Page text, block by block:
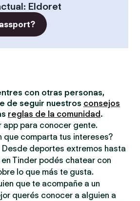
: Eldoret
con otras personas,
de seguir nuestros consejos
reglas de la comunidad .
app para conocer gente.
que comparta tus intereses?
Desde deportes extremos hasta
Tinder podés chatear con
lo que más te gusta.
que te acompañe a un
querés conocer a alguien a